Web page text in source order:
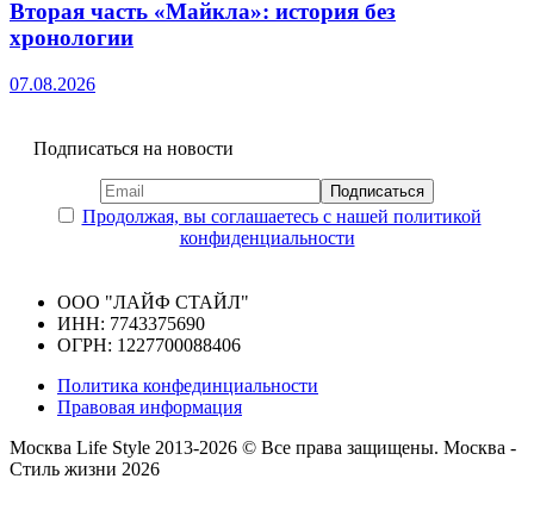
Вторая часть «Майкла»: история без
хронологии
07.08.2026
Подписаться на новости
Продолжая, вы соглашаетесь с нашей политикой
конфиденциальности
ООО "ЛАЙФ СТАЙЛ"
ИНН: 7743375690
ОГРН: 1227700088406
Политика конфединциальности
Правовая информация
Москва Life Style 2013-2026 © Все права защищены. Москва -
Стиль жизни 2026